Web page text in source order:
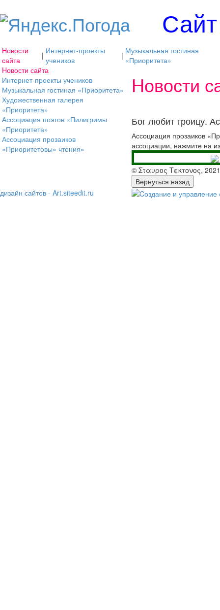
Hовости
сайта
| Интернет-проекты
учеников
| Музыкальная гостиная
«Приоритета»
Hовости сайта
Интернет-проекты учеников
Музыкальная гостиная «Приоритета»
Художественная галерея
«Приоритета»
Ассоциация поэтов «Пилигримы
«Приоритета»
Ассоциация прозаиков
«Приоритетовы» чтения»
Hовости
Бог любит троицу.
Ассоциация прозаиков
ассоциации, нажмите на
© Σταυρος Τεκτονος, 2021
дизайн сайтов - Art.siteedit.ru